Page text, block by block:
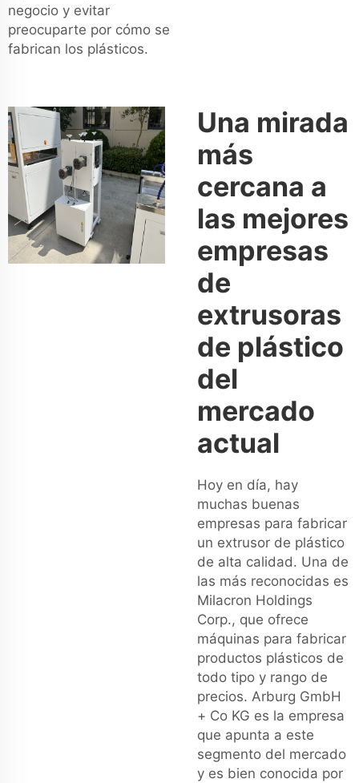
negocio y evitar
preocuparte por cómo se
fabrican los plásticos.
Una mirada
más
cercana a
las mejores
empresas
de
extrusoras
de plástico
del
mercado
actual
Hoy en día, hay
muchas buenas
empresas para fabricar
un extrusor de plástico
de alta calidad. Una de
las más reconocidas es
Milacron Holdings
Corp., que ofrece
máquinas para fabricar
productos plásticos de
todo tipo y rango de
precios. Arburg GmbH
+ Co KG es la empresa
que apunta a este
segmento del mercado
y es bien conocida por